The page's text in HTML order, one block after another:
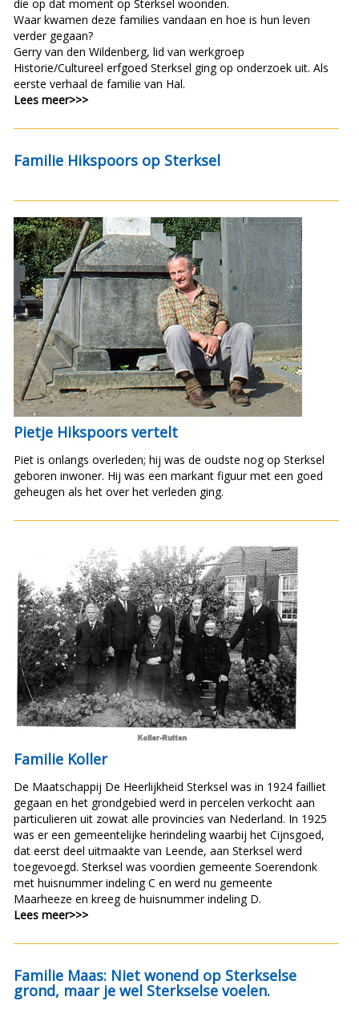
die op dat moment op Sterksel woonden.
Waar kwamen deze families vandaan en hoe is hun leven
verder gegaan?
Gerry van den Wildenberg, lid van werkgroep
Historie/Cultureel erfgoed Sterksel ging op onderzoek uit. Als
eerste verhaal de familie van Hal.
Lees meer>>>
Familie Hikspoors op Sterksel
Pietje Hikspoors vertelt
Piet is onlangs overleden; hij was de oudste nog op Sterksel
geboren inwoner. Hij was een markant figuur met een goed
geheugen als het over het verleden ging.
Familie Koller
De Maatschappij De Heerlijkheid Sterksel was in 1924 failliet
gegaan en het grondgebied werd in percelen verkocht aan
particulieren uit zowat alle provincies van Nederland. In 1925
was er een gemeentelijke herindeling waarbij het Cijnsgoed,
dat eerst deel uitmaakte van Leende, aan Sterksel werd
toegevoegd. Sterksel was voordien gemeente Soerendonk
met huisnummer indeling C en werd nu gemeente
Maarheeze en kreeg de huisnummer indeling D.
Lees meer>>>
Familie Maas: Niet wonend op Sterkselse
grond, maar je wel Sterkselse voelen.